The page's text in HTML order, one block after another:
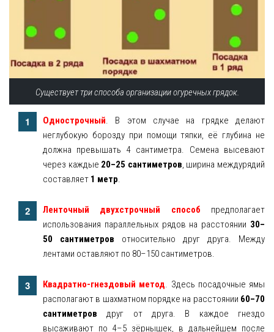
Существует три способа организации огуречных грядок.
Однострочный. В этом случае на грядке делают
неглубокую борозду при помощи тяпки, её глубина не
должна превышать 4 сантиметра. Семена высевают
через каждые 20–25 сантиметров, ширина междурядий
составляет 1 метр.
Ленточный двухстрочный способ предполагает
использования параллельных рядов на расстоянии 30–
50 сантиметров относительно друг друга. Между
лентами оставляют по 80–150 сантиметров.
Квадратно-гнездовый метод. Здесь посадочные ямы
располагают в шахматном порядке на расстоянии 60–70
сантиметров друг от друга. В каждое гнездо
высаживают по 4–5 зёрнышек, в дальнейшем после